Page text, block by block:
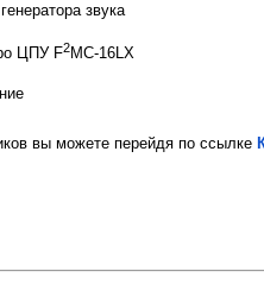
звука
ЦПУ F2MC-16LX
вы можете перейдя по ссылке